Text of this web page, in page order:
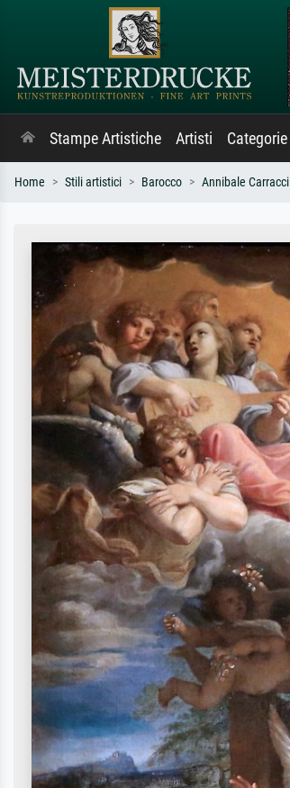
Stampe Artistiche Artisti Categorie
Home Stili artistici Barocco Annibale Carracci